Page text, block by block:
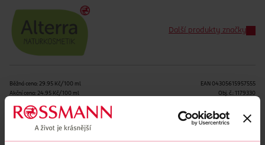
Další produkty značky
Běžná cena: 29.95 Kč/100 ml
Akční cena: 24.95 Kč/100 ml
EAN 04305615957555
Obj. č.: 1179330
Podobné produkty